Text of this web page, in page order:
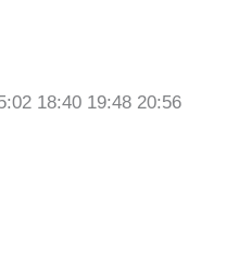
18:40 19:48 20:56